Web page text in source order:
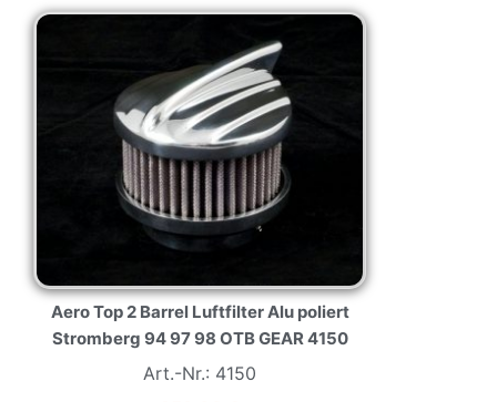
Aero Top 2 Barrel Luftfilter Alu poliert
Stromberg 94 97 98 OTB GEAR 4150
Art.-Nr.: 4150